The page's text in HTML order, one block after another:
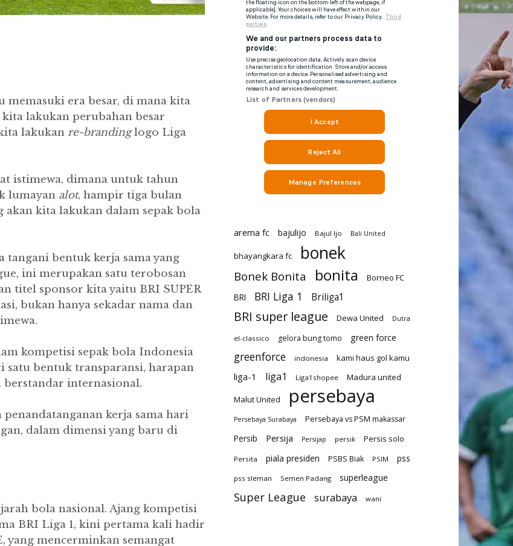
memasuki era besar, di mana kita
lakukan perubahan besar
lakukan re-brandinglogo Liga
istimewa, dimana untuk tahun
lumayan alot, hampir tiga bulan
akan kita lakukan dalam sepak bola
bentuk kerja sama yang
ini merupakan satu terobosan
titel sponsor kita yaitu BRI SUPER
bukan hanya sekadar nama dan
kompetisi sepak bola Indonesia
satu bentuk transparansi, harapan
berstandar internasional.
kerja sama hari
dalam dimensi yang baru di
bola nasional. Ajang kompetisi
BRI Liga 1, kini pertama kali hadir
yang mencerminkan semangat
arema fc bajulijo Bajul Ijo Bali United
bhayangkara fc bonek
Bonek Bonita bonita
Borneo FC
BRI
BRI Liga 1 Briliga1
BRI super league Dewa United Dutra
el-classico gelora bung tomo green force
greenforce indonesia kami haus gol kamu
liga-1 liga1 Liga1shopee Madura united
Malut United persebaya
Persebaya Surabaya Persebaya vs PSM makassar
Persib Persija Persijap persik Persis solo
Persita piala presiden PSBS Biak PSIM pss
pss sleman Semen Padang superleague
Super League surabaya wani